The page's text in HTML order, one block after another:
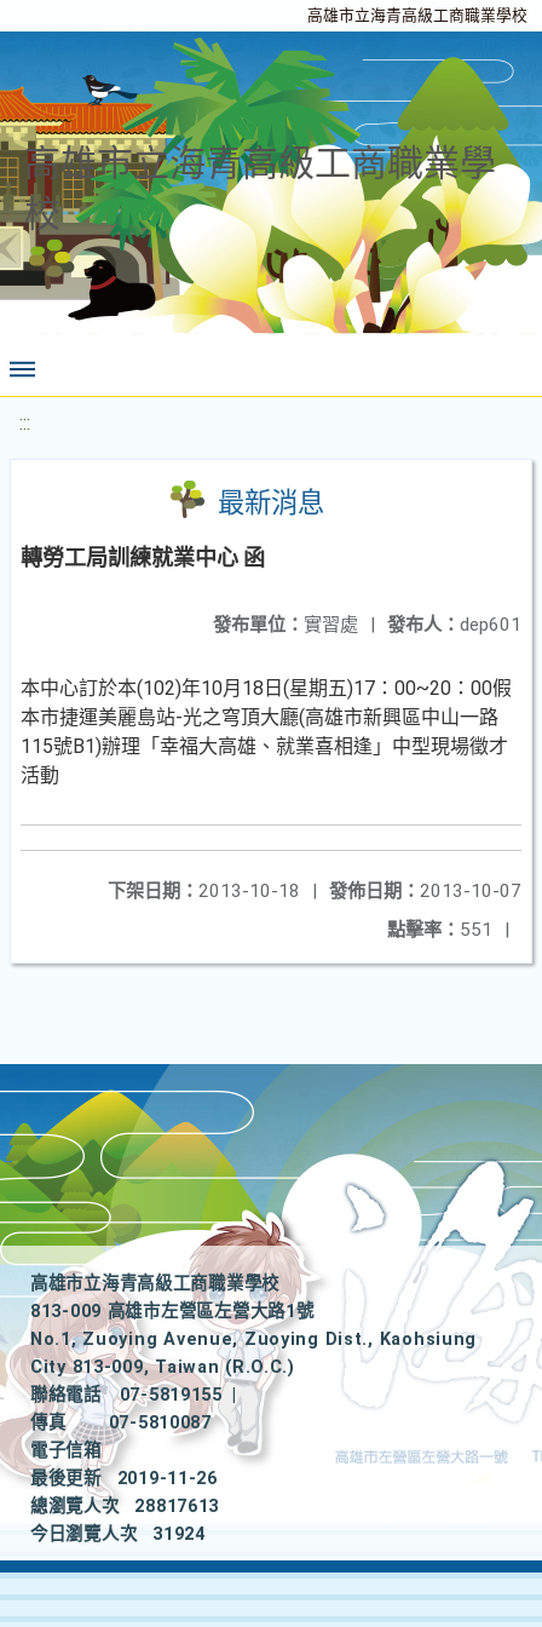
高雄市立海青高級工商職業學校
高雄市立海青高級工商職業學
校
:::
最新消息
轉勞工局訓練就業中心 函
發布人： dep601
發布單位： 實習處 |
本中心訂於本(102)年10月18日(星期五)17：00~20：00假
本市捷運美麗島站-光之穹頂大廳(高雄市新興區中山一路
115號B1)辦理「幸福大高雄、就業喜相逢」中型現場徵才
活動
發佈日期： 2013-10-07
下架日期： 2013-10-18
|
點擊率： 551 |
高雄市立海青高級工商職業學校
813-009 高雄市左營區左營大路1號
No.1, Zuoying Avenue, Zuoying Dist., Kaohsiung
City 813-009, Taiwan (R.O.C.)
聯絡電話
07-5819155
|
傳真
07-5810087
電子信箱
最後更新
2019-11-26
總瀏覽人次
28817613
今日瀏覽人次
31924